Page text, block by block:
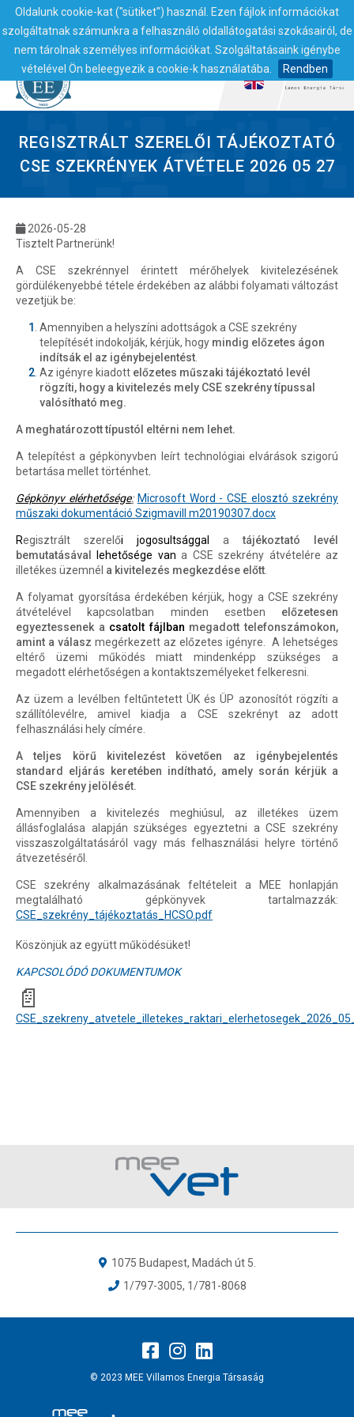
Oldalunk cookie-kat ("sütiket") használ. Ezen fájlok információkat
szolgáltatnak számunkra a felhasználó oldallátogatási szokásairól, de
nem tárolnak személyes információkat. Szolgáltatásaink igénybe
vételével Ön beleegyezik a cookie-k használatába.
Rendben
REGISZTRÁLT SZERELŐI TÁJÉKOZTATÓ
CSE SZEKRÉNYEK ÁTVÉTELE 2026 05 27
2026-05-28
Tisztelt Partnerünk!
A CSE szekrénnyel érintett mérőhelyek kivitelezésének
gördülékenyebbé tétele érdekében az alábbi folyamati változást
vezetjük be:
Amennyiben a helyszíni adottságok a CSE szekrény
telepítését indokolják, kérjük, hogy mindig előzetes ágon
indítsák el az igénybejelentést
Az igényre kiadott előzetes műszaki tájékoztató levél
rögzíti, hogy a kivitelezés mely CSE szekrény típussal
valósítható meg.
A meghatározott típustól eltérni nem lehet.
A telepítést a gépkönyvben leírt technológiai elvárások szigorú
betartása mellet történhet
Gépkönyv elérhetősége: Microsoft Word - CSE elosztó szekrény
műszaki dokumentáció Szigmavill m20190307.docx
Regisztrált szerelői jogosultsággal atájékoztató levél
bemutatásával
lehetősége van a CSE szekrény átvételére az
illetékes üzemnél a kivitelezés megkezdése előtt
A folyamat gyorsítása érdekében kérjük, hogy a CSE szekrény
átvételével kapcsolatban minden esetben előzetesen
egyeztessenek a csatolt fájlban megadott telefonszámokon,
amint a válasz megérkezett az előzetes igényre.
A lehetséges
eltérő üzemi működés miatt mindenképp szükséges a
megadott elérhetőségen a kontaktszemélyeket felkeresni.
Az üzem a levélben feltűntetett ÜK és ÜP azonosítót rögzíti a
szállítólevélre, amivel kiadja a CSE szekrényt az adott
felhasználási hely címére.
A teljes körű kivitelezést követően az igénybejelentés
standard eljárás keretében indítható, amely során kérjük a
CSE szekrény jelölését.
Amennyiben a kivitelezés meghiúsul, az illetékes üzem
állásfoglalása alapján szükséges egyeztetni a CSE szekrény
visszaszolgáltatásáról vagy más felhasználási helyre történő
átvezetéséről.
CSE szekrény alkalmazásának feltételeit a MEE honlapján
megtalálható gépkönyvek tartalmazzák:
CSE_szekrény_tájékoztatás_HCSO.pdf
Köszönjük az együtt működésüket!
KAPCSOLÓDÓ DOKUMENTUMOK
📄
1075 Budapest, Madách út 5.
1/797-3005, 1/781-8068
© 2023 MEE Villamos Energia Társaság